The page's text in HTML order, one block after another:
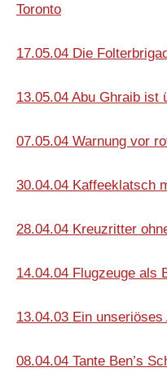
Toronto
17.05.04 Die
13.05.04 Abu Ghraib ist
07.05.04 Warnung vor
30.04.04 Kaffeeklatsch
28.04.04 Kreuzritter
14.04.04 Flugzeuge als
13.04.03 Ein
08.04.04 Tante Ben’s